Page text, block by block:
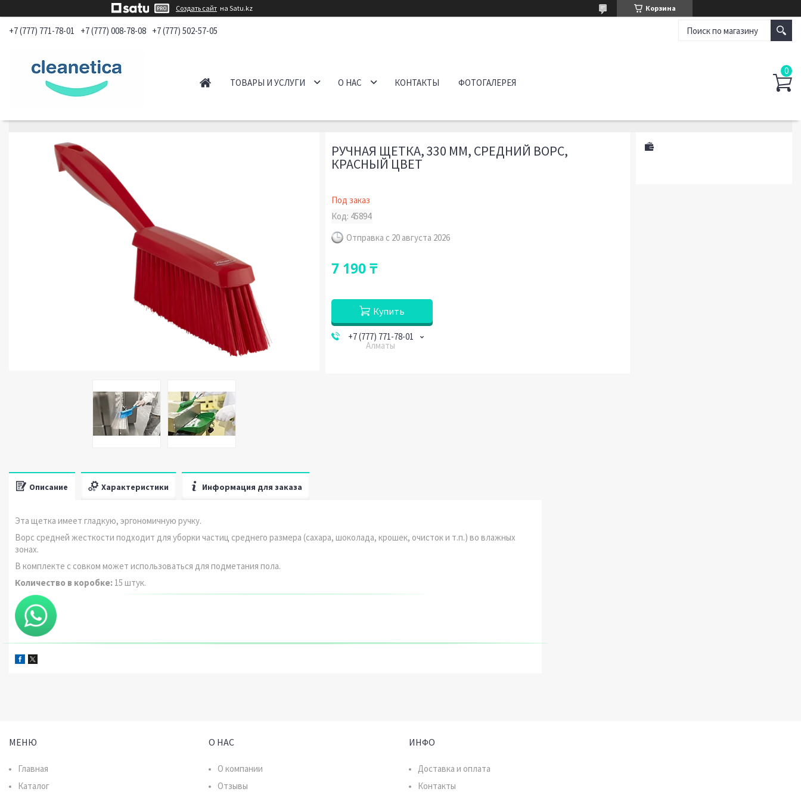
Создать сайт на Satu.kz Корзина
+7 (777) 771-78-01 +7 (777) 008-78-08 +7 (777) 502-57-05
ТОВАРЫ И УСЛУГИ О НАС КОНТАКТЫ ФОТОГАЛЕРЕЯ
РУЧНАЯ ЩЕТКА, 330 ММ, СРЕДНИЙ ВОРС,
КРАСНЫЙ ЦВЕТ
Под заказ
Код: 45894
Отправка с 20 августа 2026
7 190 ₸
Купить
+7 (777) 771-78-01
Алматы
Описание Характеристики Информация для заказа
Эта щетка имеет гладкую, эргономичную ручку.
Ворс средней жесткости подходит для уборки частиц среднего размера (сахара, шоколада, крошек, очисток и т.п.) во влажных
зонах.
В комплекте с совком может использоваться для подметания пола.
Количество в коробке: 15 штук.
МЕНЮ
Главная
Каталог
О НАС
О компании
Отзывы
ИНФО
Доставка и оплата
Контакты